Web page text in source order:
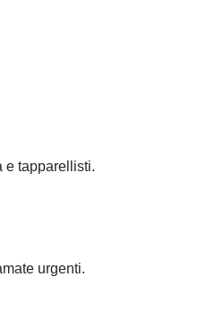
e tapparellisti.
urgenti.